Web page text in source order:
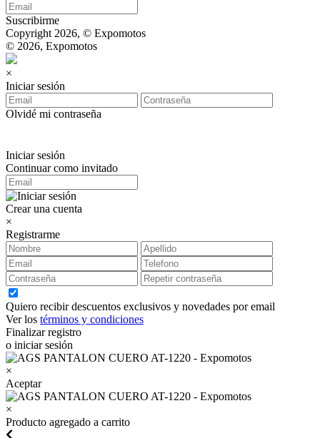
Suscribirme
Copyright 2026, © Expomotos
© 2026, Expomotos
×
Iniciar sesión
Olvidé mi contraseña
Iniciar sesión
Continuar como invitado
Crear una cuenta
×
Registrarme
Quiero recibir descuentos exclusivos y novedades por email
Ver los términos y condiciones
Finalizar registro
o iniciar sesión
×
Aceptar
×
Producto agregado a carrito